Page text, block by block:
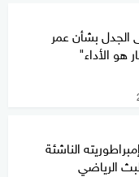
الجدل بشأن عمر
هو الأداء"
الناشئة
الرياضي